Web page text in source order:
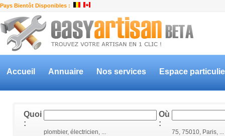
Pays Bientôt Disponibles :
Accueil Annuaire Nos services Espace
Quoi
:
Où
:
plombier, électricien, ... 75, 75010, Paris, ...